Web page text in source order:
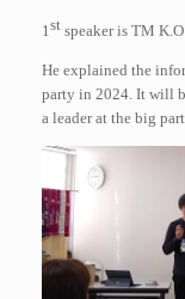
1 st speaker is TM K.O
He explained the
party in 2024. It will
a leader at the big